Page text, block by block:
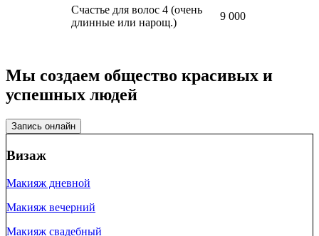
Счастье для волос 4 (очень
длинные или нарощ.)
9 000
Мы создаем общество красивых и
успешных людей
Запись онлайн
Визаж
Макияж дневной
Макияж вечерний
Макияж свадебный